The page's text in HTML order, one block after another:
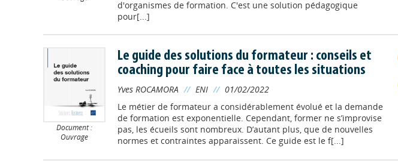
d'organismes de formation. C'est une solution pédagogique
pour[...]
Document :
Ouvrage
Le guide des solutions du formateur : conseils et
coaching pour faire face à toutes les situations
Yves ROCAMORA // ENI // 01/02/2022
Le métier de formateur a considérablement évolué et la demande
de formation est exponentielle. Cependant, former ne s’improvise
pas, les écueils sont nombreux. D’autant plus, que de nouvelles
normes et contraintes apparaissent. Ce guide est le f[...]